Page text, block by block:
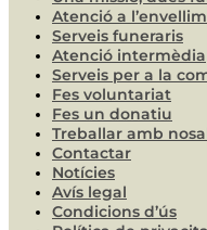
Atenció a
Serveis funeraris
Atenció intermèdia
Serveis per a la
Fes voluntariat
Fes un donatiu
Treballar amb
Contactar
Notícies
Avís legal
Condicions d’ús